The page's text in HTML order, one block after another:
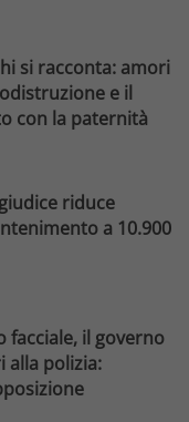
si racconta: amori
e il
con la paternità
riduce
a 10.900
facciale, il governo
alla polizia: